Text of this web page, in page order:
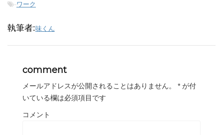
-ワーク
執筆者:味くん
comment
メールアドレスが公開されることはありません。 * が付
いている欄は必須項目です
コメント